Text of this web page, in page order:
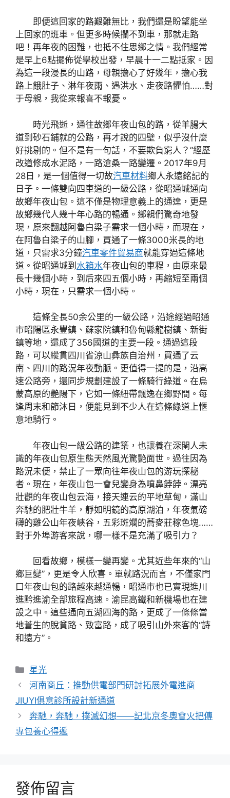
即便這回家的路艱難無比，我們還是盼望能坐
上回家的班車。但更多時候攔不到車，那就走路
吧！再年夜的困難，也抵不住思鄉之情。我們經常
是早上6點擺佈從學校出發，早晨十一二點抵家。因
為這一段漫長的山路，母親擔心了好幾年，擔心我
路上餓肚子、淋年夜雨、遇洪水、走夜路懼怕……對
于母親，我從來報喜不報憂。
時光飛逝，通往故鄉年夜山包的路，從羊腸大
道到砂石鋪就的公路，再才說的四壁，似乎沒什麼
好挑剔的。但不是有一句話，不要欺負窮人？”經歷
改道修成水泥路，一路滄桑一路變遷。2017年9月
28日，是一個值得一切故汽車材料鄉人永遠銘記的
日子。一條雙向四車道的一級公路，從昭通城通向
故鄉年夜山包。這不僅是物理意義上的通達，更是
故鄉幾代人幾十年心路的暢通。鄉親們驚奇地發
現，原來翻越阿魯白梁子需求一個小時，而現在，
在阿魯白梁子的山腳，買通了一條3000米長的地
道，只需求3分鐘汽車零件貿易商就能穿過這條地
道。從昭通城到 水箱水年夜山包的車程，由原來最
長十幾個小時，到后來四五個小時，再縮短至兩個
小時，現在，只需求一個小時。
這條全長50余公里的一級公路，沿途經過昭通
市昭陽區永豐鎮、蘇家院鎮和魯甸縣龍樹鎮、新街
鎮等地，還成了356國道的主要一段。通過這段
路，可以縱貫四川省涼山彝族自治州，買通了云
南、四川的路況年夜動脈。更值得一提的是，沿高
速公路旁，還同步規劃建設了一條騎行綠道。在烏
蒙高原的艷陽下，它如一條紐帶飄逸在鄉野間。每
逢周末和節沐日，便能見到不少人在這條綠道上愜
意地騎行。
年夜山包一級公路的建築，也讓養在深閨人未
識的年夜山包原生態天然風光驚艷面世。過往因為
路況未便，禁止了一眾向往年夜山包的游玩探秘
者。現在，年夜山包一會兒變身為噴鼻餑餑。漂亮
壯觀的年夜山包云海，接天連云的平地草甸，滿山
奔馳的肥壯牛羊，靜如明鏡的高原湖泊，年夜氣磅
礴的雞公山年夜峽谷，五彩斑斕的蕎麥莊稼色塊……
對于外埠游客來說，哪一樣不是充滿了吸引力？
回看故鄉，模樣一變再變。尤其近些年來的“山
鄉巨變”，更是令人欣喜。單就路況而言，不僅家門
口年夜山包的路越來越通暢，昭通市也已實現進川
進黔進渝全部旅程高速。渝昆高鐵和新機場也在建
設之中。這些通向五湖四海的路，更成了一條條當
地蒼生的脫貧路、致富路，成了吸引山外來客的“詩
和遠方”。
分
類
星光
河南商丘：推動供電部門研討拓展外電進商
JIUYI俱意診所設計新通道
奔馳，奔馳，撲滅幻想——記北京冬奧會火把傳
專包養心得遞
發佈留言